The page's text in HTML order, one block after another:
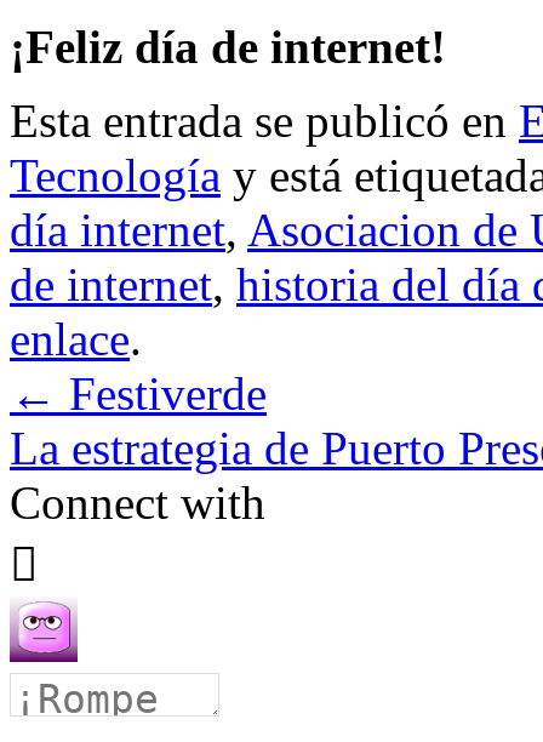
¡Feliz día de internet!
Esta entrada se publicó en
Tecnología y está
día internet, Asociacion de
de internet, historia del día
enlace.
← Festiverde
La estrategia de Puerto
Connect with